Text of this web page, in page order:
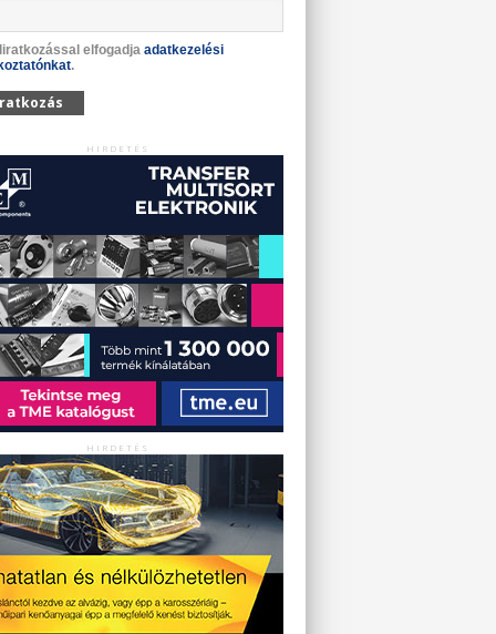
elfogadja adatkezelési
.
HIRDETÉS
HIRDETÉS